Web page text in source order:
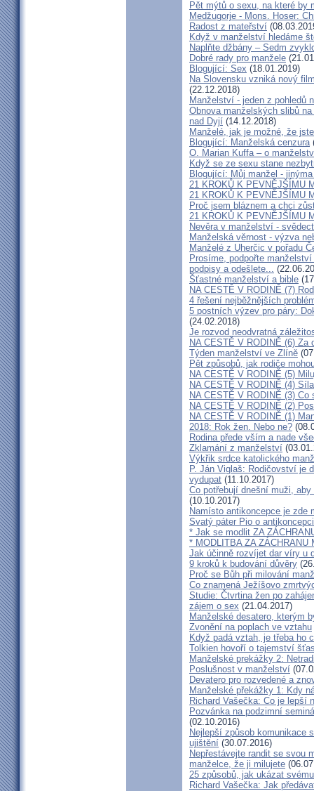
Pět mýtů o sexu, na které by
Medžugorje - Mons. Hoser:
Radost z mateřství
Když v manželství hledáme
Naplňte džbány – Sedm
Dobré rady pro manžele
Blogující: Sex (18.01.2019)
Na Slovensku vzniká nový
(22.12.2018)
Manželství - jeden z pohledů
Obnova manželských slibů
nad Dyjí (14.12.2018)
Manželé, jak je možné, že
Blogující: Manželská cenzura
O. Marian Kuffa – o
Když se ze sexu stane
Blogující: Můj manžel -
21 KROKŮ K PEVNĚJŠÍMU
21 KROKŮ K PEVNĚJŠÍMU
Proč jsem bláznem a chci
21 KROKŮ K PEVNĚJŠÍMU
Nevěra v manželství -
Manželská věrnost - výzva
Manželé z Uherčic v pořadu
Prosíme, podpořte
podpisy a odešlete...
Šťastné manželství a bible
NA CESTĚ V RODINĚ (7)
4 řešení nejběžnějších
5 postních výzev pro páry:
(24.02.2018)
Je rozvod neodvratná
NA CESTĚ V RODINĚ (6) Za
Týden manželství ve Zlíně
Pět způsobů, jak rodiče
NA CESTĚ V RODINĚ (5)
NA CESTĚ V RODINĚ (4)
NA CESTĚ V RODINĚ (3) Co
NA CESTĚ V RODINĚ (2)
NA CESTĚ V RODINĚ (1)
2018: Rok žen. Nebo ne?
Rodina přede vším a nade
Zklamání z manželství
Výkřik srdce katolického
P. Ján Viglaš: Rodičovství je
vydupat (11.10.2017)
Co potřebují dnešní muži,
(10.10.2017)
Namísto antikoncepce je zde
Svatý páter Pio o antikoncepci
* Jak se modlit ZA
* MODLITBA ZA ZÁCHRANU
Jak účinně rozvíjet dar víry u
9 kroků k budování důvěry
Proč se Bůh při milování
Co znamená Ježíšovo
Studie: Čtvrtina žen po
zájem o sex (21.04.2017)
Manželské desatero, kterým
Zvonění na poplach ve vztahu
Když padá vztah, je třeba ho
Tolkien hovoří o tajemství
Manželské prekážky 2:
Poslušnost v manželství
Devatero pro rozvedené a
Manželské překážky 1: Kdy
Richard Vašečka: Co je lepší
Pozvánka na podzimní
(02.10.2016)
Nejlepší způsob komunikace
ujištění (30.07.2016)
Nepřestávejte randit se svou
manželce, že ji milujete
25 způsobů, jak ukázat
Richard Vašečka: Jak